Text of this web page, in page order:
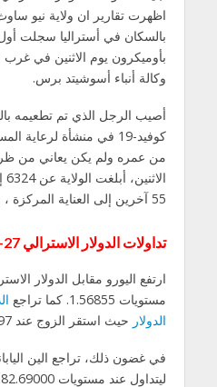
اظهرت تقارير ان ولاية نيو
بالسكان في أستراليا سجلت
بأوميكرون يوم الاثنين في
وكالة أنباء أسوشيتد برس.
أصيب الرجل الذي تم تطعيمه
كوفيد-19 في منشأة
من عمره ولم يكن يعاني من
55 آخرين إلى العناية المركزة ، وفقًا لأسوشيتد برس.
تداولات الدولار الاسترالي 27-12-2021
ارتفع اليورو مقابل الدولار
مستويات 1.56855. كما تراجع
الدولار حيث استقر الزوج عند 0.72097.
في غضون ذلك، تراجع الين